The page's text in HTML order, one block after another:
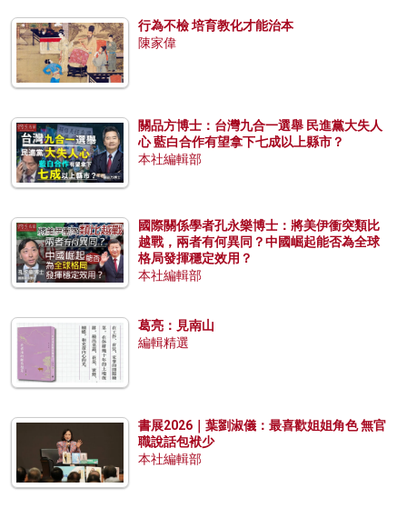
行為不檢 培育教化才能治本
陳家偉
關品方博士：台灣九合一選舉 民進黨大失人
心 藍白合作有望拿下七成以上縣市？
本社編輯部
國際關係學者孔永樂博士：將美伊衝突類比
越戰，兩者有何異同？中國崛起能否為全球
格局發揮穩定效用？
本社編輯部
葛亮：見南山
編輯精選
書展2026｜葉劉淑儀：最喜歡姐姐角色 無官
職說話包袱少
本社編輯部